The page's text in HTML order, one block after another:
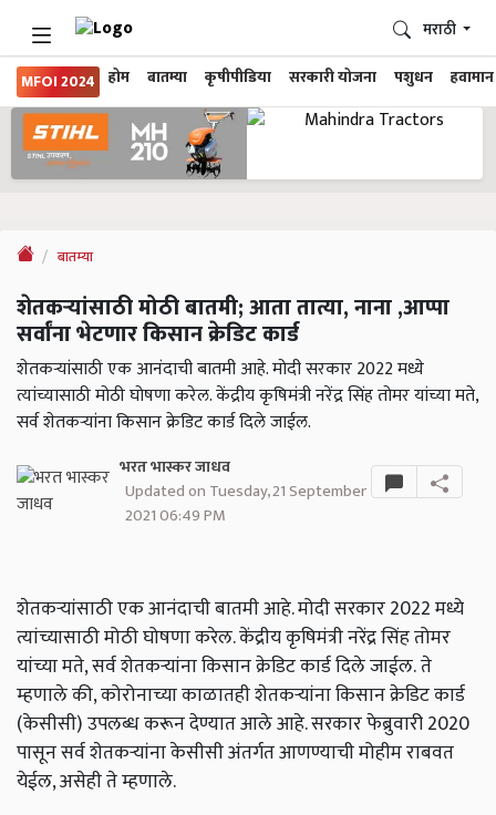
MFOI 2024 होम बातम्या कृषीपीडिया सरकारी योजना पशुधन हवामान
मराठी
बातम्या
शेतकऱ्यांसाठी मोठी बातमी; आता तात्या, नाना ,आप्पा
सर्वांना भेटणार किसान क्रेडिट कार्ड
शेतकऱ्यांसाठी एक आनंदाची बातमी आहे. मोदी सरकार 2022 मध्ये
त्यांच्यासाठी मोठी घोषणा करेल. केंद्रीय कृषिमंत्री नरेंद्र सिंह तोमर यांच्या मते,
सर्व शेतकऱ्यांना किसान क्रेडिट कार्ड दिले जाईल.
भरत भास्कर जाधव
Updated on Tuesday, 21 September
2021 06:49 PM
शेतकऱ्यांसाठी एक आनंदाची बातमी आहे. मोदी सरकार 2022 मध्ये
त्यांच्यासाठी मोठी घोषणा करेल. केंद्रीय कृषिमंत्री नरेंद्र सिंह तोमर
यांच्या मते, सर्व शेतकऱ्यांना किसान क्रेडिट कार्ड दिले जाईल. ते
म्हणाले की, कोरोनाच्या काळातही शेतकऱ्यांना किसान क्रेडिट कार्ड
(केसीसी) उपलब्ध करून देण्यात आले आहे. सरकार फेब्रुवारी 2020
पासून सर्व शेतकऱ्यांना केसीसी अंतर्गत आणण्याची मोहीम राबवत
येईल, असेही ते म्हणाले.